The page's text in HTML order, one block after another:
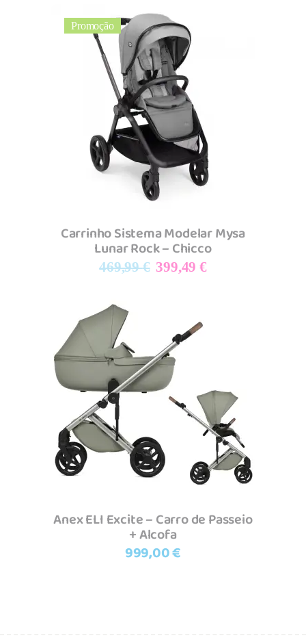
original
era:
469,99 €.
Promoção
Adicionar
Carrinho Sistema Modelar Mysa
Lunar Rock – Chicco
469,99€ O
469,99 €.
399,49 €O
Adicionar
Anex ELI Excite – Carro de Passeio
+ Alcofa
999,00€